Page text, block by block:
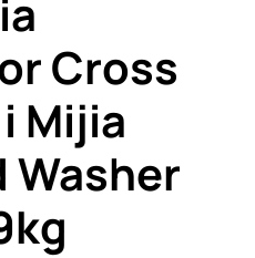
Cross
Mijia
Washer